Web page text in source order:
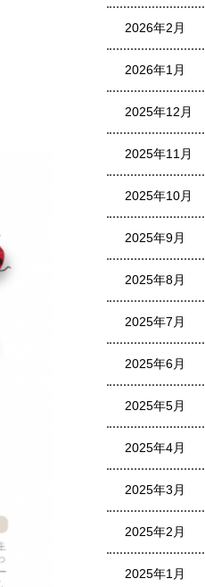
2026年2月
2026年1月
2025年12月
2025年11月
2025年10月
2025年9月
2025年8月
2025年7月
2025年6月
2025年5月
2025年4月
2025年3月
2025年2月
2025年1月